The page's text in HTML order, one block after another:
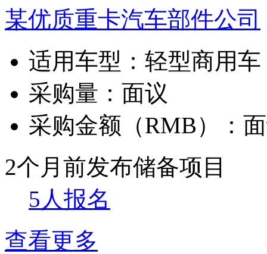
某优质重卡汽车部件公司
适用车型： 轻型商用
采购量： 面议
采购金额（RMB）：
2个月前发布储备项目
5人报名
查看更多